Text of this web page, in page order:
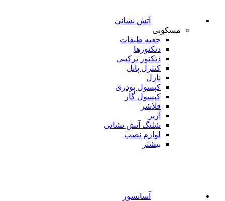
آتش نشانی
مسکونی
جعبه طبقات
دتکتورها
دتکتور ترکیبی
کنترل پانل
نازل
کپسول پودری
کپسول گاز
فلاشر
آژیر
شلنگ آتش نشانی
لوازم نصب
بیشتر
آسانسور